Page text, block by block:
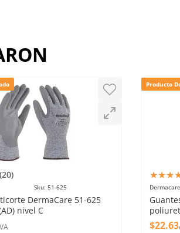
(20)
Sku: 51-625
DermaCare 51-625
nivel C
Producto
★★★
Dermacare
$22.63